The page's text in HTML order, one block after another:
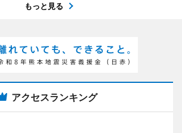
もっと見る
アクセスランキング